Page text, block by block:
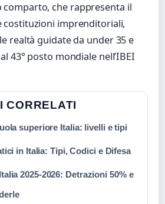
comparto, che rappresenta il
costituzioni imprenditoriali,
realtà guidate da under 35 e
43° posto mondiale nell’IBEI
CORRELATI
superiore Italia: livelli e tipi
in Italia: Tipi, Codici e Difesa
2025-2026: Detrazioni 50% e